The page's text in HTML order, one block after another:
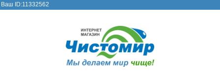
Ваш ID:11332562